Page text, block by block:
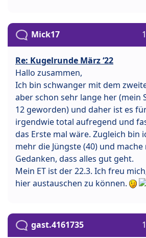
Mick17
Re: Kugelrunde März ‘22
Hallo zusammen,
Ich bin schwanger mit dem
aber schon sehr lange her (mein
12 geworden) und daher ist es
irgendwie total aufregend und
das Erste mal wäre. Zugleich bin
mehr die Jüngste (40) und
Gedanken, dass alles gut geht.
Mein ET ist der 22.3. Ich freu
hier austauschen zu können.
gast.4161735